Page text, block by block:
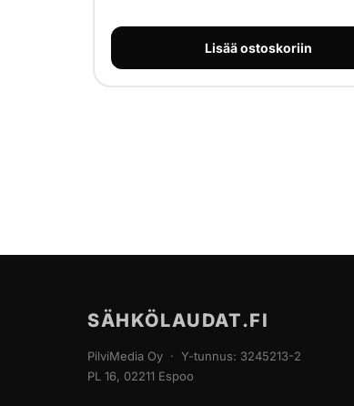
Lisää ostoskoriin
SÄHKÖLAUDAT.FI
PilviMedia Oy · Y-tunnus: 3245213-2
PL 16, 02211 Espoo